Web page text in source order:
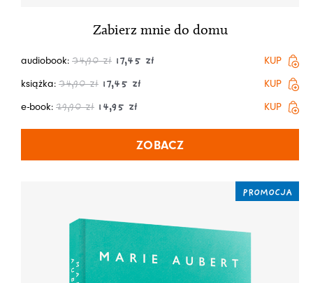
Zabierz mnie do domu
audiobook: 34,90zł 17,45 zł
KUP
książka: 34,90zł 17,45 zł
KUP
e-book: 29,90zł 14,95 zł KUP
ZOBACZ
PROMOCJA